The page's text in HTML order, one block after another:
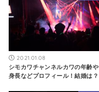
2021.01.08
シモカワチャンネルカワの年齢や
身長などプロフィール！結婚は？